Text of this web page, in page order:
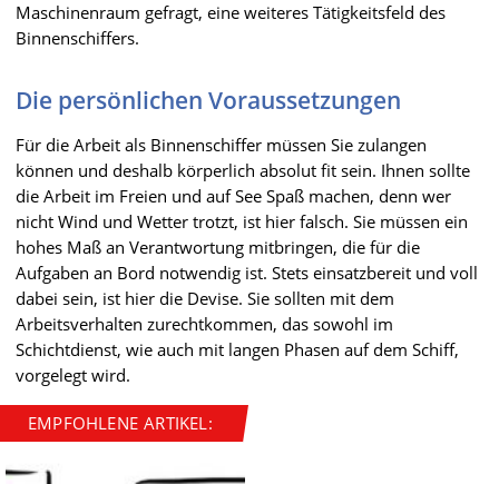
Maschinenraum gefragt, eine weiteres Tätigkeitsfeld des
Binnenschiffers.
Die persönlichen Voraussetzungen
Für die Arbeit als Binnenschiffer müssen Sie zulangen
können und deshalb körperlich absolut fit sein. Ihnen sollte
die Arbeit im Freien und auf See Spaß machen, denn wer
nicht Wind und Wetter trotzt, ist hier falsch. Sie müssen ein
hohes Maß an Verantwortung mitbringen, die für die
Aufgaben an Bord notwendig ist. Stets einsatzbereit und voll
dabei sein, ist hier die Devise. Sie sollten mit dem
Arbeitsverhalten zurechtkommen, das sowohl im
Schichtdienst, wie auch mit langen Phasen auf dem Schiff,
vorgelegt wird.
EMPFOHLENE ARTIKEL: